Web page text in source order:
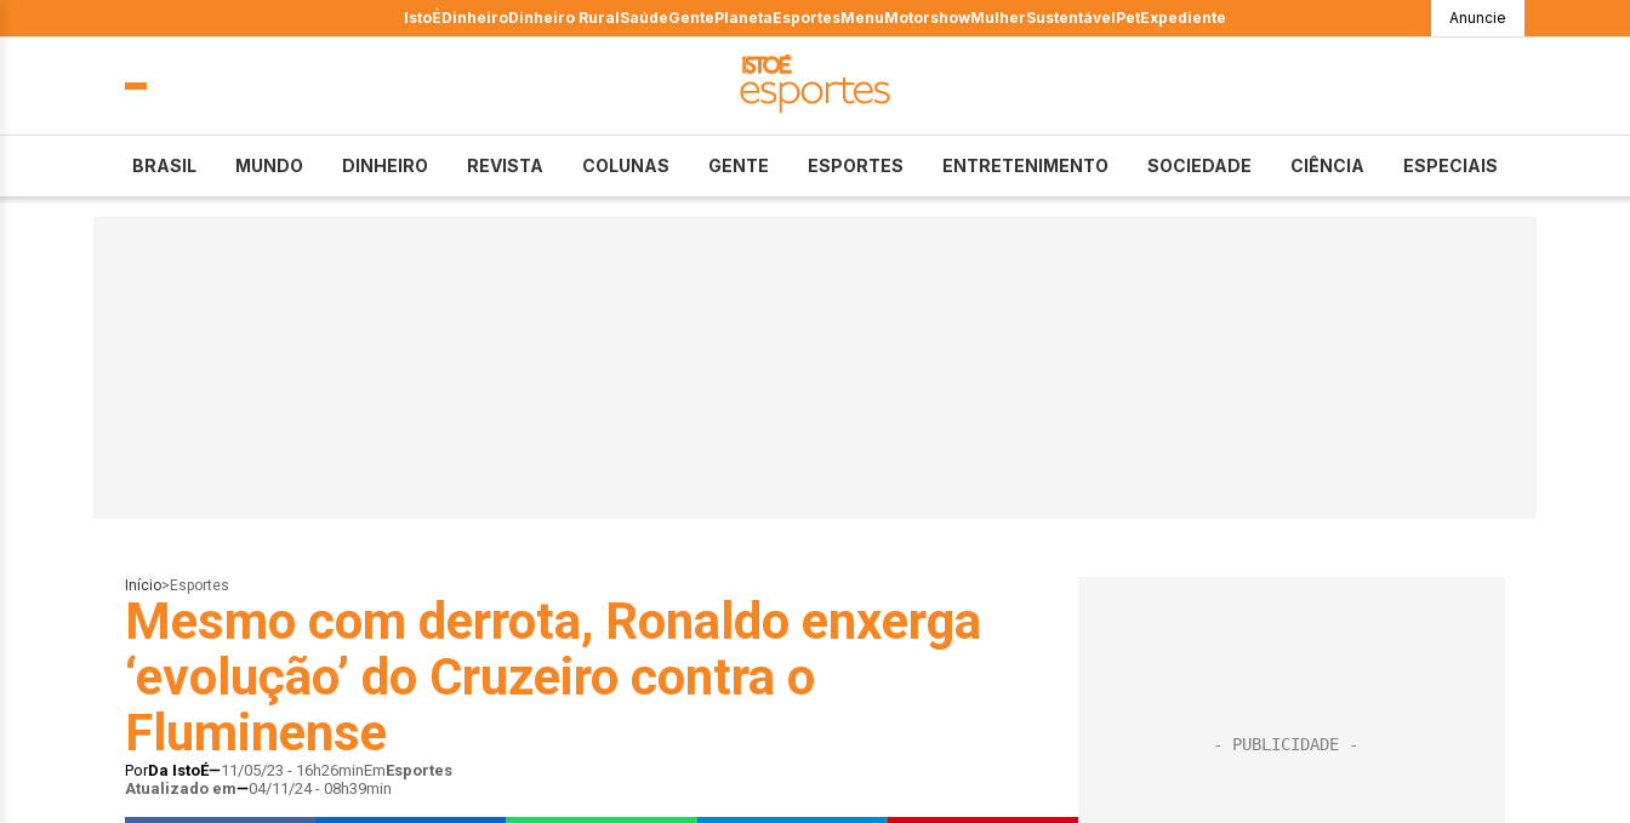
IstoÉDinheiroDinheiro RuralSaúdeGentePlanetaEsportesMenuMotorshowMulherSustentávelPetExpediente Anuncie
BRASIL MUNDO DINHEIRO REVISTA COLUNAS GENTE ESPORTES ENTRETENIMENTO SOCIEDADE CIÊNCIA ESPECIAIS
Início> Esportes
Mesmo com derrota, Ronaldo enxerga
‘evolução’ do Cruzeiro contra o
Fluminense
PorDa IstoÉ 11/05/23 - 16h26minEmEsportes
Atualizado em
04/11/24 - 08h39min